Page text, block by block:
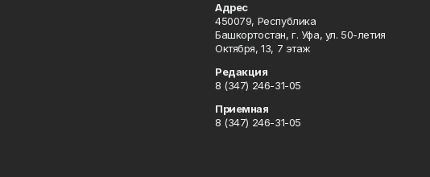
Адрес
450079, Республика
Башкортостан, г. Уфа, ул. 50-летия
Октября, 13, 7 этаж
Редакция
8 (347) 246-31-05
Приемная
8 (347) 246-31-05